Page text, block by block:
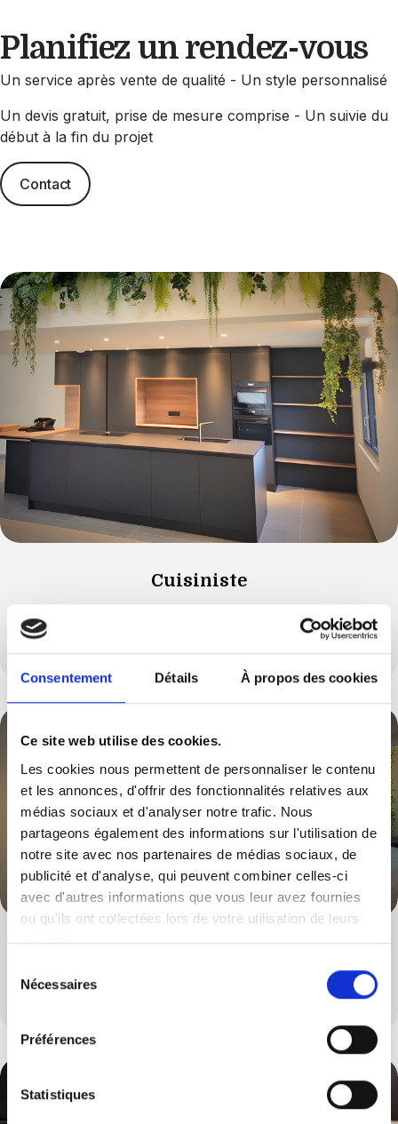
Consentement Détails À propos des cookies
Ce site web utilise des cookies.
Les cookies nous permettent de personnaliser le contenu
et les annonces, d'offrir des fonctionnalités relatives aux
médias sociaux et d'analyser notre trafic. Nous
partageons également des informations sur l'utilisation de
notre site avec nos partenaires de médias sociaux, de
publicité et d'analyse, qui peuvent combiner celles-ci
avec d'autres informations que vous leur avez fournies
ou qu'ils ont collectées lors de votre utilisation de leurs
services.
Nécessaires
Préférences
Statistiques
Planifiez un rendez-vous
Un service après vente de qualité - Un style personnalisé
Un devis gratuit, prise de mesure comprise - Un suivie du
début à la fin du projet
Contact
Cuisiniste
Vous souhaitez modifier votre cuisine et l’aménager
Un large choix de tabourets et de chaises